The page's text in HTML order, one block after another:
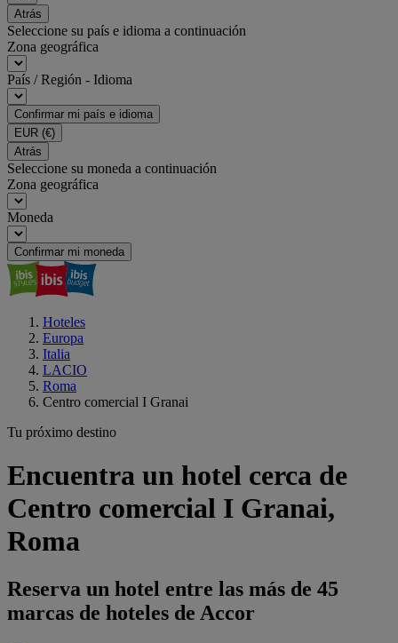
Atrás
Seleccione su país e idioma a continuación
Zona geográfica
País / Región - Idioma
Confirmar mi país e idioma
EUR (€)
Atrás
Seleccione su moneda a continuación
Zona geográfica
Moneda
Confirmar mi moneda
Hoteles
Europa
Italia
LACIO
Roma
Centro comercial I Granai
Tu próximo destino
Encuentra un hotel cerca de
Centro comercial I Granai,
Roma
Reserva un hotel entre las más de 45
marcas de hoteles de Accor